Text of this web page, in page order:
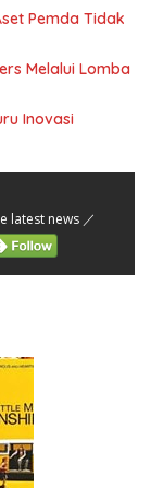
Pemda Tidak
Melalui Lomba
Inovasi
latest news ／